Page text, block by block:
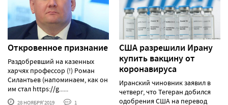
Откровенное признание
Раздобревший на казенных
харчях профессор (!) Роман
Силантьев (напоминаем, как он
им стал https://g......
28 НОЯБРЯ'2019 1
США разрешили Ирану
купить вакцину от
коронавируса
Иранский чиновник заявил в
четверг, что Тегеран добился
одобрения США на перевод